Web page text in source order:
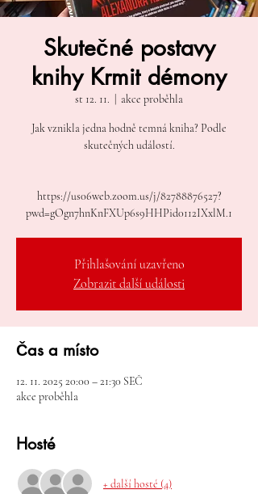
Skutečné postavy
knihy Krmit démony
st 12. 11. akce proběhla
Jak vznikla jedna hodně temná kniha? Podle
skutečných událostí.
https://us06web.zoom.us/j/82788876527?
Přihlašování uzavřeno
Zobrazit další události
Čas a místo
12. 11. 2025 20:00 – 21:30 SEČ
akce proběhla
Hosté
+ další hosté (4)